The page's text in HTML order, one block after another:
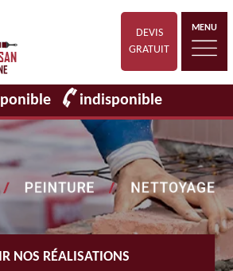
DEVIS
GRATUIT
MENU
indisponible
NOS RÉALISATIONS